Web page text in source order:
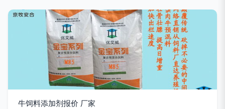
牛饲料添加剂报价 厂家